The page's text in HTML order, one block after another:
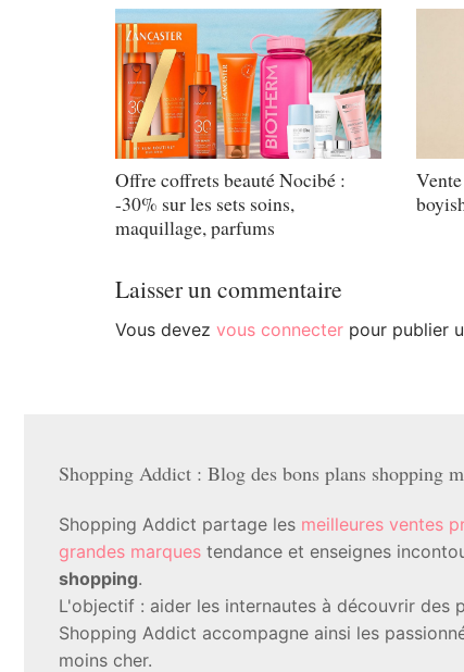
Offre coffrets beauté Nocibé :
-30% sur les sets soins,
maquillage, parfums
Laisser un commentaire
Vous devez vous connecterpour publier
Shopping Addict : Blog des bons plans shopping
Shopping Addict partage les meilleures ventes
grandes marques tendance et enseignes
shopping.
L'objectif : aider les internautes à découvrir des
Shopping Addict accompagne ainsi les
moins cher.